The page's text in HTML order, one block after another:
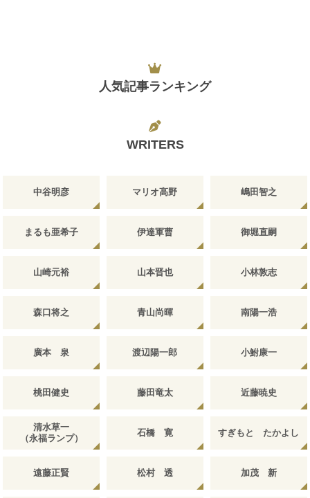
人気記事ランキング
WRITERS
中谷明彦 マリオ高野 嶋田智之
まるも亜希子 伊達軍曹 御堀直嗣
山崎元裕 山本晋也 小林敦志
森口将之 青山尚暉 南陽一浩
廣本 泉 渡辺陽一郎 小鮒康一
桃田健史 藤田竜太 近藤暁史
清水草一
（永福ランプ）
石橋 寛 すぎもと たかよし
遠藤正賢 松村 透 加茂 新